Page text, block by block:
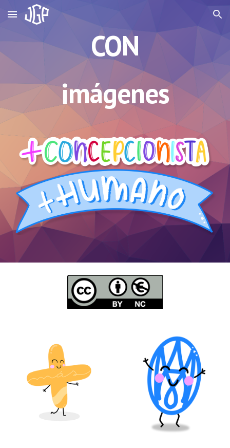
Skip to main content Skip to navigation
CON
imágenes